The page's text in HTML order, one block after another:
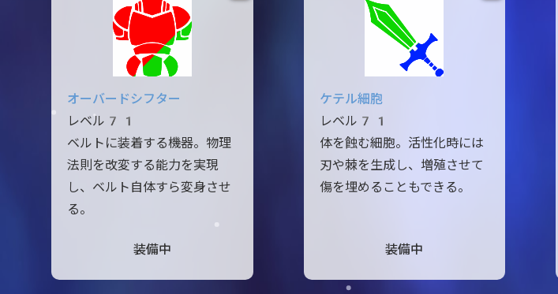
オーバードシフター
レベル71
ベルトに装着する機器。物理
法則を改変する能力を実現
し、ベルト自体すら変身させ
る。
装備中
ケテル細胞
レベル71
体を蝕む細胞。活性化時には
刃や棘を生成し、増殖させて
傷を埋めることもできる。
装備中